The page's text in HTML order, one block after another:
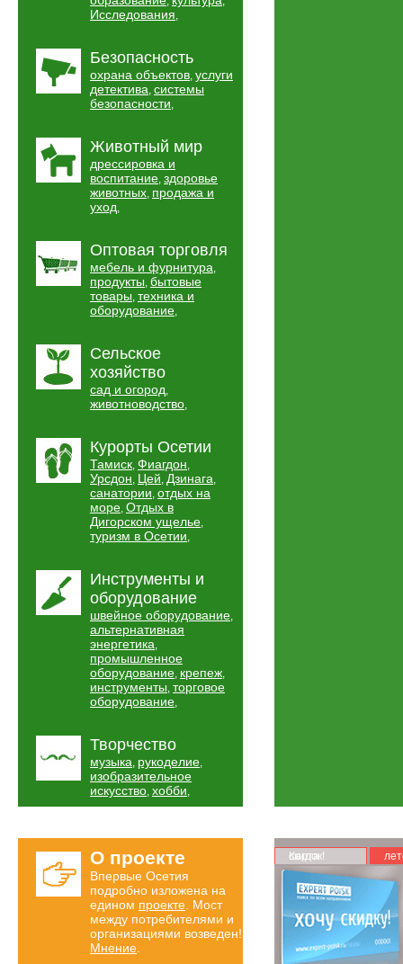
Исследования,
Безопасность
охрана объектов, услуги
детектива, системы
безопасности,
Животный мир
дрессировка и
воспитание, здоровье
животных, продажа и
уход,
Оптовая торговля
мебель и фурнитура,
продукты, бытовые
товары, техника и
оборудование,
Сельское
хозяйство
сад и огород,
животноводство,
Курорты Осетии
Тамиск, Фиагдон,
Урсдон, Цей, Дзинага,
санатории, отдых на
море, Отдых в
Дигорском ущелье,
туризм в Осетии,
Инструменты и
оборудование
швейное оборудование,
альтернативная
энергетика,
промышленное
оборудование, крепеж,
инструменты, торговое
оборудование,
Творчество
музыка, рукоделие,
изобразительное
искусство, хобби,
О проекте
Впервые Осетия
подробно изложена на
едином проекте . Мост
между потребителями и
организациями возведен!
Мнение
Карта скидок!